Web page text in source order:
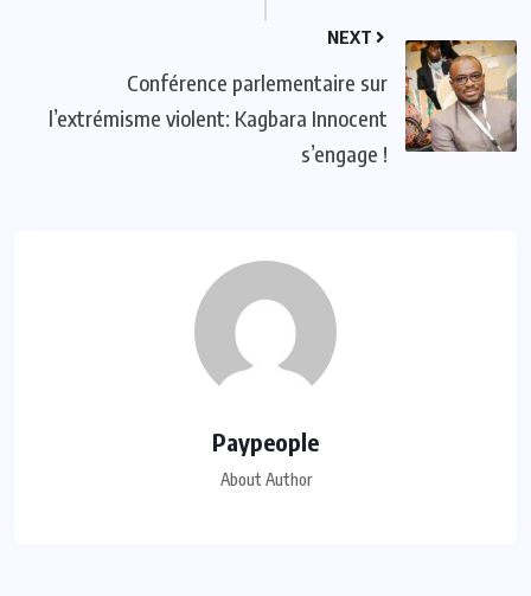
NEXT
Conférence parlementaire sur
l’extrémisme violent: Kagbara Innocent
s’engage !
Paypeople
About Author